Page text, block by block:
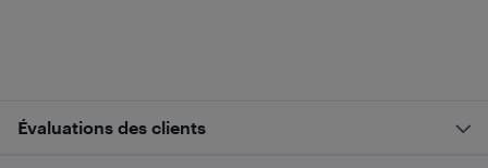
Évaluations des clients